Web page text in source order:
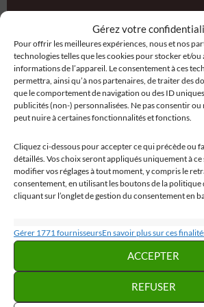
Gérez votre
Pour offrir les meilleures expériences, nous et nos
technologies telles que les cookies pour stocker et/ou
informations de l’appareil. Le consentement à ces
permettra, ainsi qu’à nos partenaires, de traiter des
que le comportement de navigation ou des ID
publicités (non-) personnalisées. Ne pas consentir
peut nuire à certaines fonctionnalités et fonctions.
Cliquez ci-dessous pour accepter ce qui précède ou
détaillés. Vos choix seront appliqués uniquement à ce
modifier vos réglages à tout moment, y compris le
consentement, en utilisant les boutons de la politique
cliquant sur l’onglet de gestion du consentement en
Statistiques
Stocker et/ou accéder à des informations sur un
données provenant de différentes sources.
Gérer 1771 fournisseursEn savoir plus sur ces
ACCEPTER
REFUSER
Votre adresse mail sera utilisée
envoyer nos lettres d'informations.
désabonnez à tout moment en
désabonnement qui est intégré